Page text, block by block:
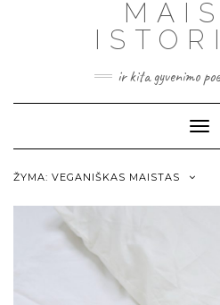
ir kita gyvenimo
ŽYMA: VEGANIŠKAS MAISTAS